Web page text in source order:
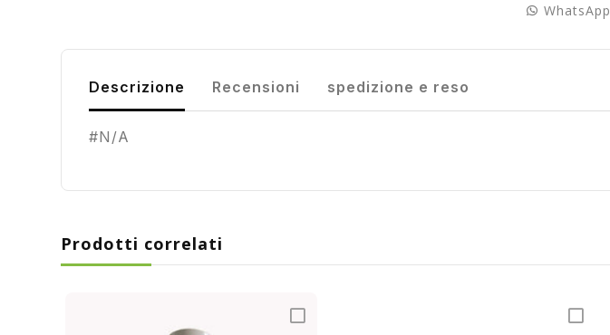
WhatsApp
Descrizione Recensioni spedizione e reso
#N/A
Prodotti correlati